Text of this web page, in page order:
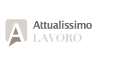
al
contenuto